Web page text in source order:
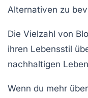
Alternativen zu
Die Vielzahl von
ihren Lebensstil
nachhaltigen
Wenn du mehr